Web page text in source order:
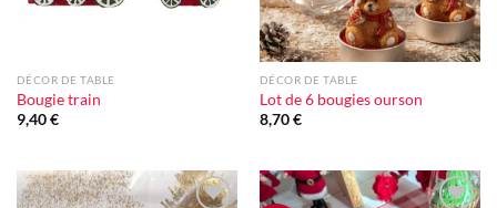
DÉCOR DE TABLE
Bougie train
9,40€
DÉCOR DE TABLE
Lot de 6 bougies ourson
8,70€